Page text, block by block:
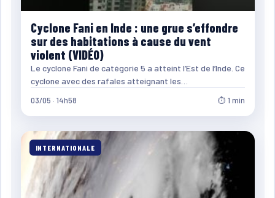
Cyclone Fani en Inde : une grue s’effondre
sur des habitations à cause du vent
violent (VIDÉO)
Le cyclone Fani de catégorie 5 a atteint l’Est de l’Inde. Ce
cyclone avec des rafales atteignant les…
03/05 · 14h58 ⏱ 1 min
INTERNATIONALE